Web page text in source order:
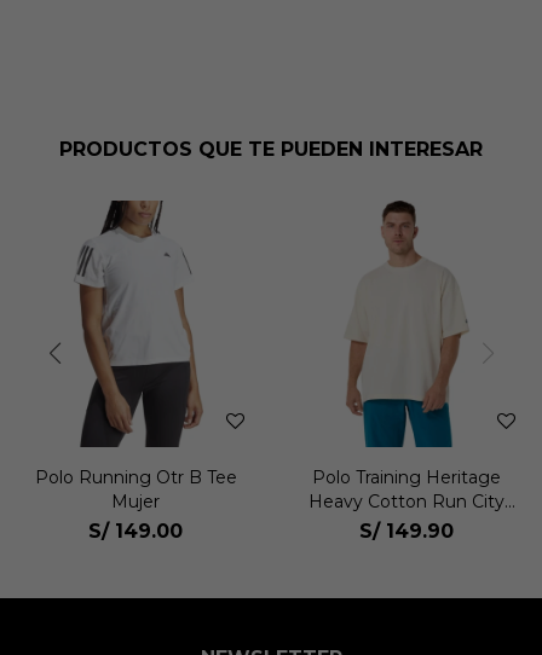
PRODUCTOS QUE TE PUEDEN INTERESAR
Polo Running Otr B Tee
Mujer
S/ 149.00
Polo Training Heritage
Heavy Cotton Run City
Tee Unisex
S/ 149.90